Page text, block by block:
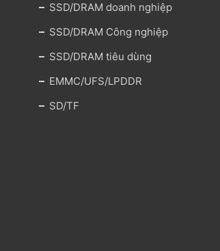
SSD/DRAM doanh nghiệp
SSD/DRAM Công nghiệp
SSD/DRAM tiêu dùng
EMMC/UFS/LPDDR
SD/TF